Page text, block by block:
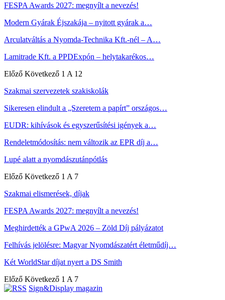
FESPA Awards 2027: megnyílt a nevezés!
Modern Gyárak Éjszakája – nyitott gyárak a…
Arculatváltás a Nyomda-Technika Kft.-nél – A…
Lamitrade Kft. a PPDExpón – helytakarékos…
Előző Következő 1 A 12
Szakmai szervezetek szakiskolák
Sikeresen elindult a „Szeretem a papírt” országos…
EUDR: kihívások és egyszerűsítési igények a…
Rendeletmódosítás: nem változik az EPR díj a…
Lupé alatt a nyomdászutánpótlás
Előző Következő 1 A 7
Szakmai elismerések, díjak
FESPA Awards 2027: megnyílt a nevezés!
Meghirdették a GPwA 2026 – Zöld Díj pályázatot
Felhívás jelölésre: Magyar Nyomdászatért életműdíj…
Két WorldStar díjat nyert a DS Smith
Előző Következő 1 A 7
Sign&Display magazin